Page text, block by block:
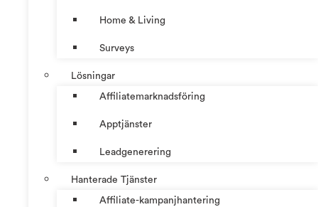
Home & Living
Surveys
Lösningar
Affiliatemarknadsföring
Apptjänster
Leadgenerering
Hanterade Tjänster
Affiliate-kampanjhantering